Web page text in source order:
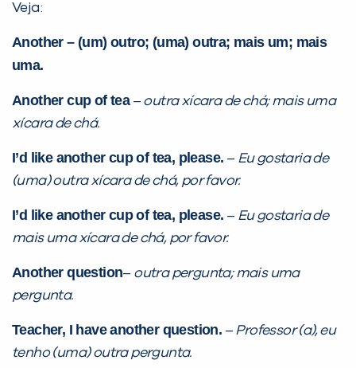
Veja:
Another – (um) outro; (uma) outra; mais um; mais
uma.
Another cup of tea– outra xícara de chá; mais uma
xícara de chá.
I’d like another cup of tea, please. – Eu gostaria de
(uma) outra xícara de chá, por favor.
I’d like another cup of tea, please. – Eu gostaria de
mais uma xícara de chá, por favor.
Another question– outra pergunta; mais uma
pergunta.
Teacher, I have another question. – Professor (a), eu
tenho (uma) outra pergunta.
Desculpe!
inFlux nesta cidade ou bairro que
já vamos te colocar em contato
com a